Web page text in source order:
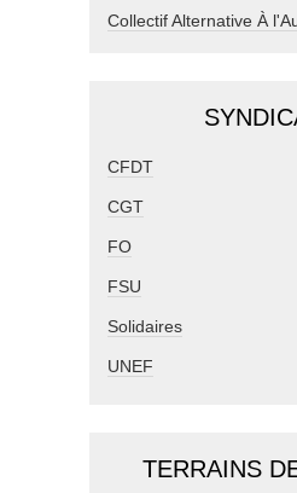
Collectif Alternative À
CFDT
CGT
FO
FSU
Solidaires
UNEF
TERRAINS